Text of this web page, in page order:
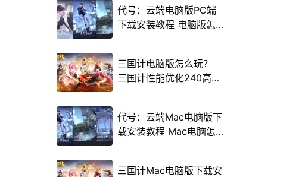
代号：云端电脑版PC端
下载安装教程 电脑版怎
三国计电脑版怎么玩？
三国计性能优化240高帧
代号：云端Mac电脑版下
载安装教程 Mac电脑怎
三国计Mac电脑版下载安